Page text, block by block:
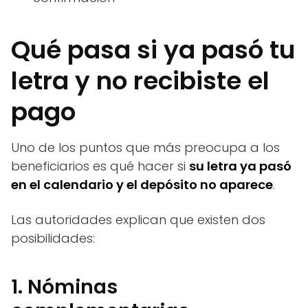
Qué pasa si ya pasó tu
letra y no recibiste el
pago
Uno de los puntos que más preocupa a los
beneficiarios es qué hacer si su letra ya pasó
en el calendario y el depósito no aparece.
Las autoridades explican que existen dos
posibilidades:
1. Nóminas